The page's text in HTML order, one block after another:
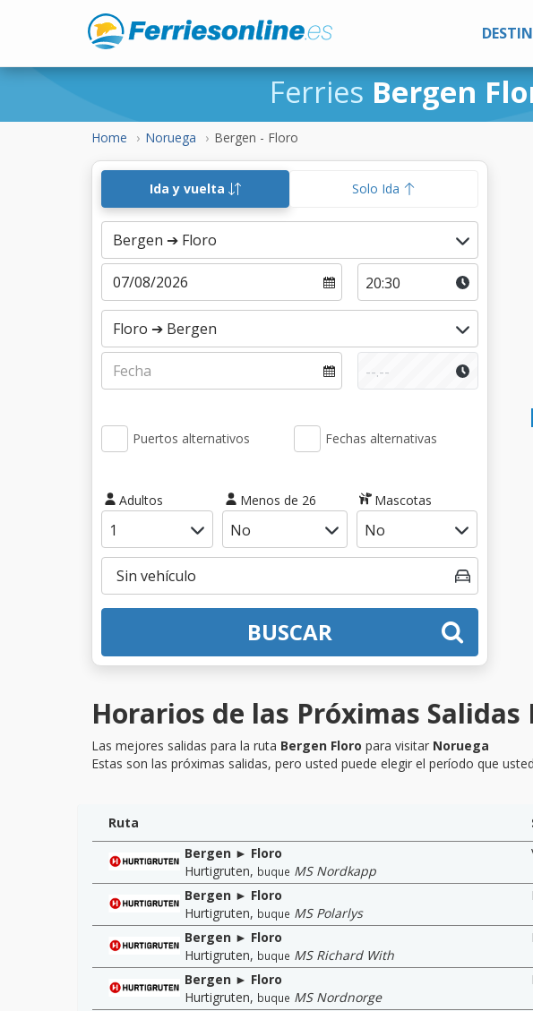
Ferries Bergen
Home Noruega Bergen - Floro
Ida y vuelta Solo Ida
Puertos alternativos Fechas alternativas
Adultos Menos de 26 Mascotas
BUSCAR
Horarios de las Próximas Salidas
Las mejores salidas para la ruta Bergen Floro para visitar Noruega
Estas son las próximas salidas, pero usted puede elegir el período que
Ruta
Bergen ► Floro
Hurtigruten, buque MS Nordkapp
Bergen ► Floro
Hurtigruten, buque MS Polarlys
Bergen ► Floro
Hurtigruten, buque MS Richard With
Bergen ► Floro
Hurtigruten, buque MS Nordnorge